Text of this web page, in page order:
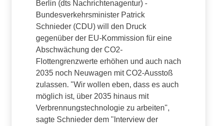
Berlin (dts Nachrichtenagentur) -
Bundesverkehrsminister Patrick
Schnieder (CDU) will den Druck
gegenüber der EU-Kommission für eine
Abschwächung der CO2-
Flottengrenzwerte erhöhen und auch nach
2035 noch Neuwagen mit CO2-Ausstoß
zulassen. "Wir wollen eben, dass es auch
möglich ist, über 2035 hinaus mit
Verbrennungstechnologie zu arbeiten",
sagte Schnieder dem "Interview der